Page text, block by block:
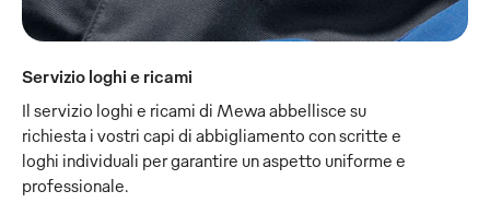
Servizio loghi e ricami
Il servizio loghi e ricami di Mewa abbellisce su
richiesta i vostri capi di abbigliamento con scritte e
loghi individuali per garantire un aspetto uniforme e
professionale.